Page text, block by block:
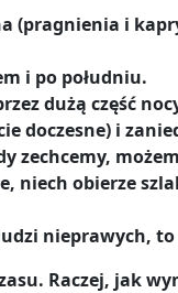
(pragnienia i
i po południu.
dużą część
doczesne) i
zechcemy,
niech obierze
nieprawych,
Raczej, jak